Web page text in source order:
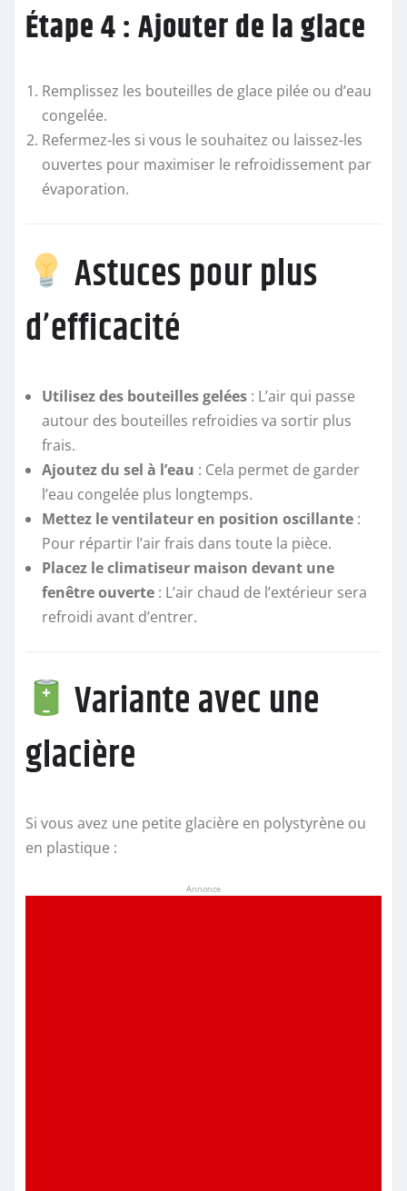
Étape 4 : Ajouter de la glace
Remplissez les bouteilles de glace pilée ou d’eau
congelée.
Refermez-les si vous le souhaitez ou laissez-les
ouvertes pour maximiser le refroidissement par
évaporation.
Astuces pour plus
d’efficacité
Utilisez des bouteilles gelées : L’air qui passe
autour des bouteilles refroidies va sortir plus
frais.
Ajoutez du sel à l’eau : Cela permet de garder
l’eau congelée plus longtemps.
Mettez le ventilateur en position oscillante :
Pour répartir l’air frais dans toute la pièce.
Placez le climatiseur maison devant une
fenêtre ouverte : L’air chaud de l’extérieur sera
refroidi avant d’entrer.
Variante avec une
glacière
Si vous avez une petite glacière en polystyrène ou
en plastique :
Annonce